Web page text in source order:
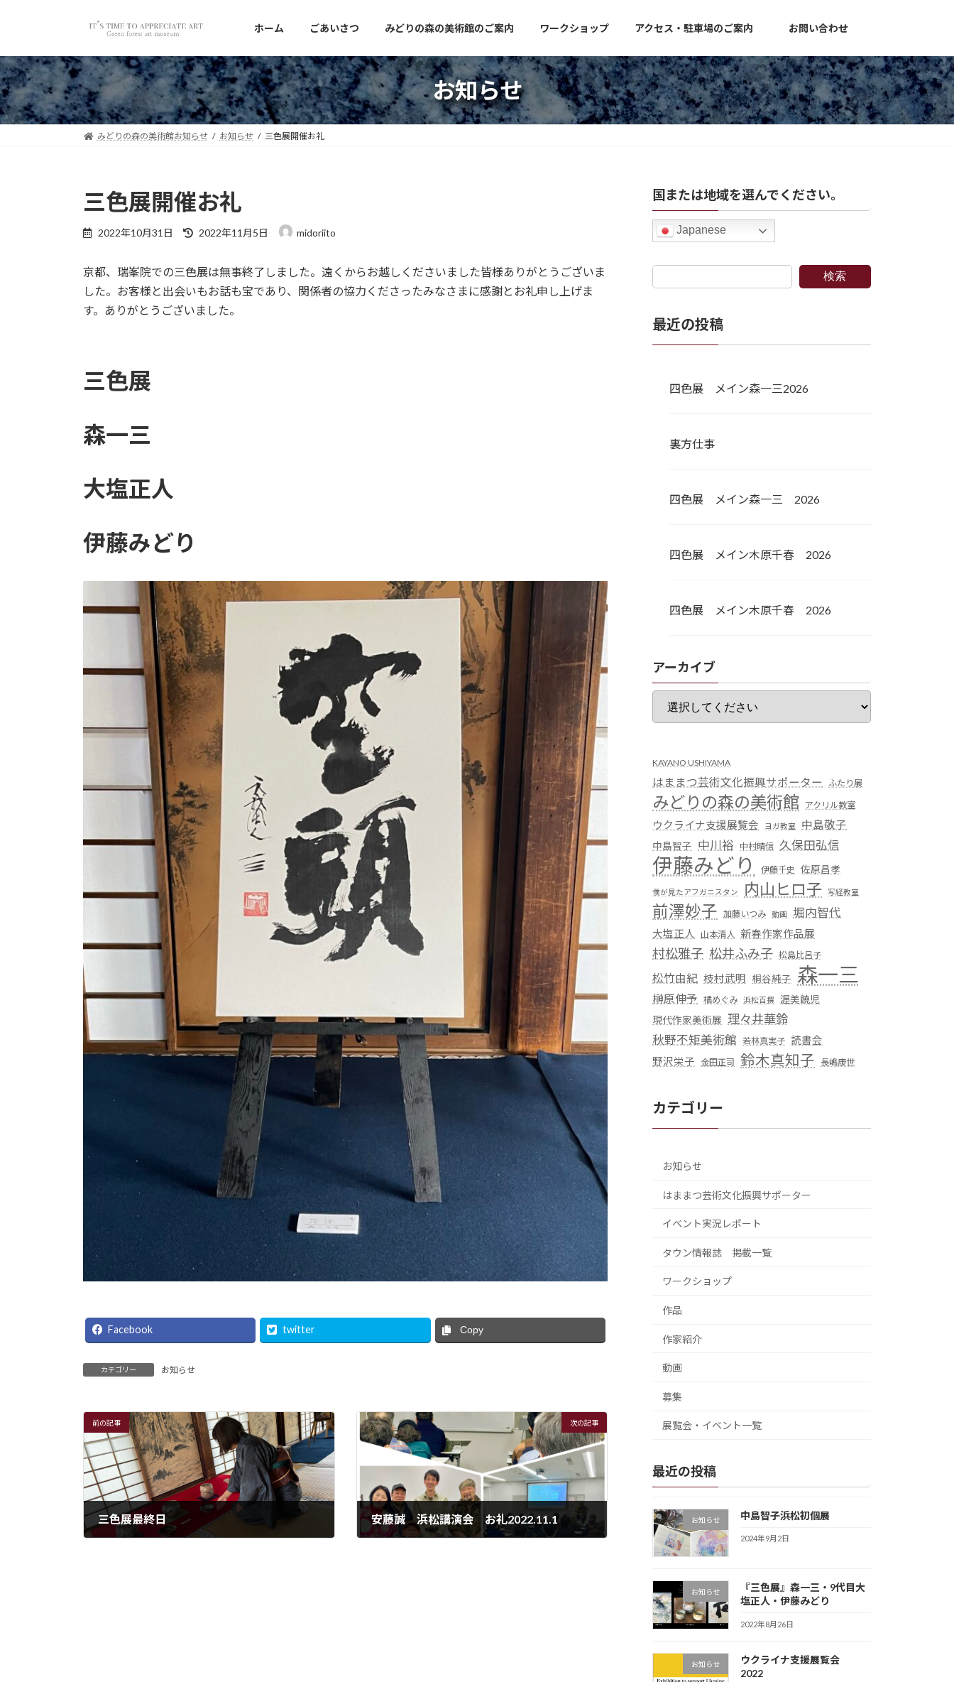
ン
ツ
へ
ス
キ
ー
シ
ョ
ン
に
ホーム ごあいさつ みどりの森の美術館のご案内 ワークショップ アクセス・駐車場のご案内 お問い合わせ
お知らせ
みどりの森の美術館お知らせ お知らせ 三色展開催お礼
三色展開催お礼
2022年10月31日
最
新
日
:
2022年11月5日 midoriito
京都、瑞峯院での三色展は無事終了しました。遠くからお越しくださいました皆様ありがとうございま
した。お客様と出会いもお話も宝であり、関係者の協力くださったみなさまに感謝とお礼申し上げま
す。ありがとうございました。
三色展
森一三
大塩正人
伊藤みどり
Facebook twitter Copy
カテゴリー お知らせ
前の記事
三色展最終日
次の記事
安藤誠 浜松講演会 お礼2022.11.1
国または地域を選んでください。
Japanese
検索
最近の投稿
四色展 メイン森一三2026
裏方仕事
四色展 メイン森一三 2026
四色展 メイン木原千春 2026
四色展 メイン木原千春 2026
アーカイブ
KAYANO USHIYAMA
はままつ芸術文化振興サポーター ふたり展
みどりの森の美術館 アクリル教室
ウクライナ支援展覧会 ヨガ教室 中島敬子
中島智子 中川裕 中村晴信 久保田弘信
伊藤みどり 伊藤千史 佐原昌孝
僕が見たアフガニスタン 内山ヒロ子 写経教室
前澤妙子 加藤いつみ 動画 堀内智代
大塩正人 山本清人 新春作家作品展
村松雅子 松井ふみ子 松島比呂子
松竹由紀 枝村武明 桐谷純子 森一三
榊原伸予 橘めぐみ 浜松百撰
渥美饒児
現代作家美術展 理々井華鈴
秋野不矩美術館 若林真実子 読書会
野沢栄子
金田正司 鈴木真知子 長嶋康世
カテゴリー
お知らせ
はままつ芸術文化振興サポーター
イベント実況レポート
タウン情報誌 掲載一覧
ワークショップ
作品
作家紹介
動画
募集
展覧会・イベント一覧
最近の投稿
お知らせ 中島智子浜松初個展
2024年9月2日
お知らせ
『三色展』森一三・9代目大
塩正人・伊藤みどり
2022年8月26日
お知らせ
ウクライナ支援展覧会
2022